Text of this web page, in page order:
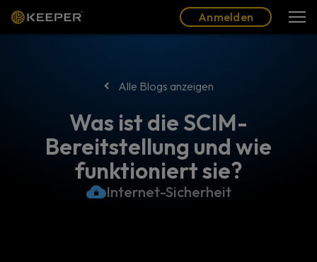
Anmelden
Alle Blogs anzeigen
Was ist die SCIM-
Bereitstellung und wie
funktioniert sie?
Internet-Sicherheit